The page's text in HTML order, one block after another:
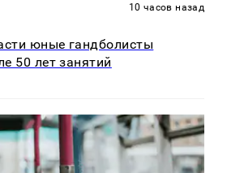
10 часов назад
юные гандболисты
50 лет занятий